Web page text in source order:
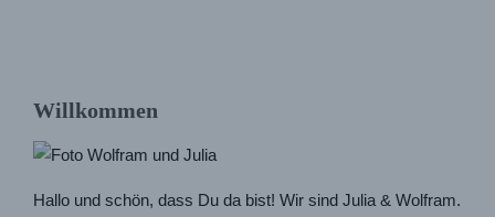
Willkommen
Hallo und schön, dass Du da bist! Wir sind Julia & Wolfram.